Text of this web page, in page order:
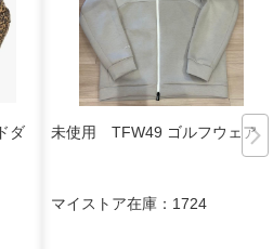
ダ
未使用 TFW49 ゴルフウェア
マイストア在庫： 1724